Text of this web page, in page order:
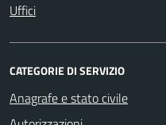
Uffici
CATEGORIE DI SERVIZIO
Anagrafe e stato civile